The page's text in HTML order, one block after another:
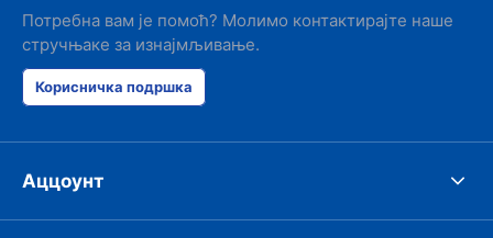
Потребна вам је помоћ? Молимо контактирајте наше
стручњаке за изнајмљивање.
Корисничка подршка
Аццоунт